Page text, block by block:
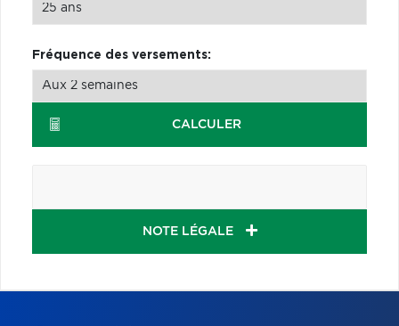
Fréquence des versements:
CALCULER
NOTE LÉGALE